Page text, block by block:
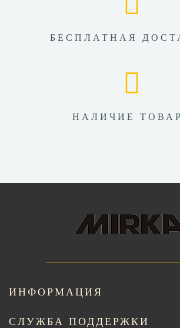
БЕСПЛАТНАЯ
НАЛИЧИЕ
ИНФОРМАЦИЯ
СЛУЖБА ПОДДЕРЖКИ